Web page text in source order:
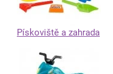
Pískoviště a zahrada